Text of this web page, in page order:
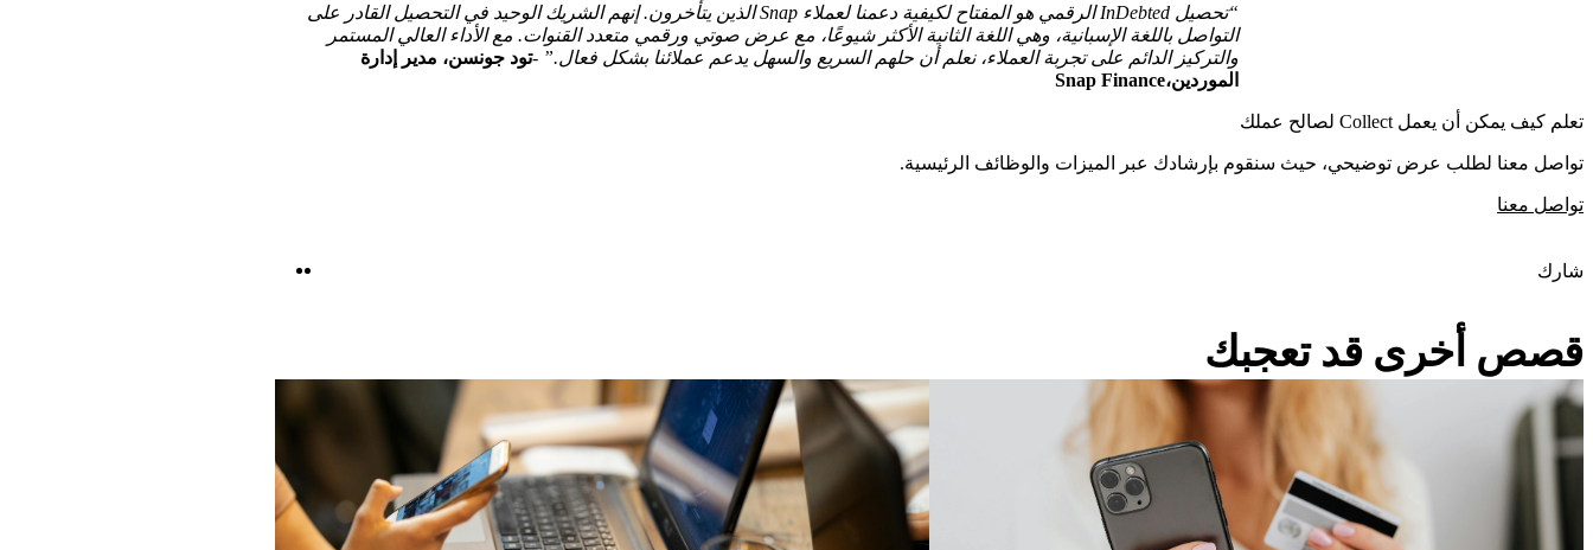
“تحصيل InDebted الرقمي هو المفتاح لكيفية دعمنا لعملاء Snap الذين يتأخرون. إنهم الشريك الوحيد في التحصيل القادر على
التواصل باللغة الإسبانية، وهي اللغة الثانية الأكثر شيوعًا، مع عرض صوتي ورقمي متعدد القنوات. مع الأداء العالي المستمر
والتركيز الدائم على تجربة العملاء، نعلم أن حلهم السريع والسهل يدعم عملائنا بشكل فعال.” -تود جونسن، مدير إدارة
الموردين،Snap Finance
تعلم كيف يمكن أن يعمل Collect لصالح عملك
تواصل معنا لطلب عرض توضيحي، حيث سنقوم بإرشادك عبر الميزات والوظائف الرئيسية.
تواصل معنا
شارك
قصص أخرى قد تعجبك